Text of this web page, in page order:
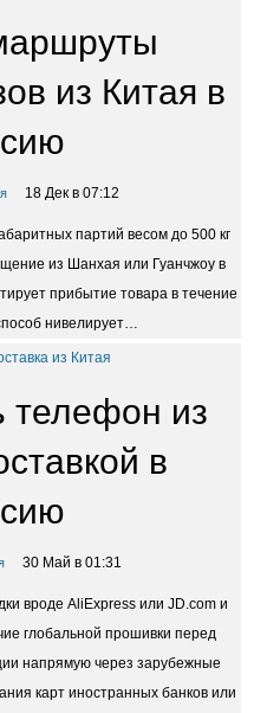
из Китая в
18 Дек в 07:12
партий весом до 500 кг
из Шанхая или Гуанчжоу в
прибытие товара в течение
нивелирует…
телефон из
в
30 Май в 01:31
вроде AliExpress или JD.com и
глобальной прошивки перед
напрямую через зарубежные
карт иностранных банков или